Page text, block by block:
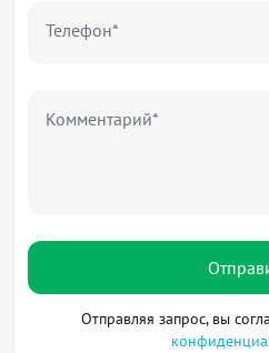
Телефон*
Комментарий*
Отправляя запрос, вы